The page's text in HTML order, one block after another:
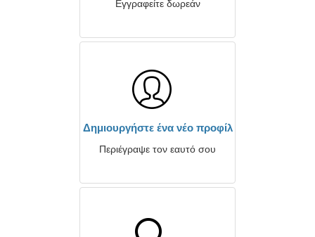
Εγγραφείτε δωρεάν
Δημιουργήστε ένα νέο προφίλ
Περιέγραψε τον εαυτό σου